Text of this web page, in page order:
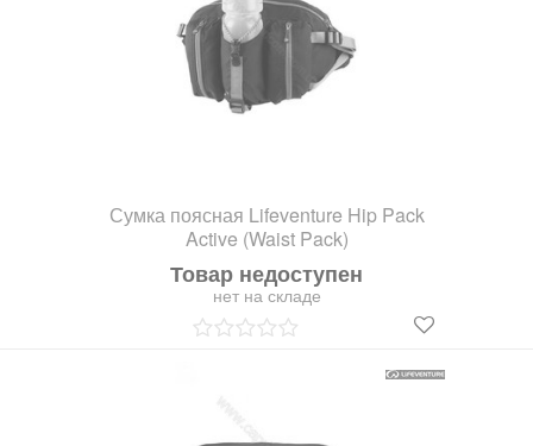
Сумка поясная Lifeventure Hip Pack
Active (Waist Pack)
Товар недоступен
нет на складе